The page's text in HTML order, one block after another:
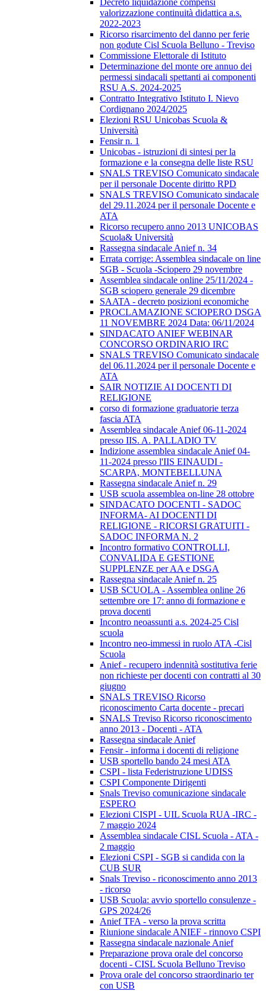
Decreto liquidazione compensi
valorizzazione continuità didattica a.s.
2022-2023
Ricorso risarcimento del danno per ferie
non godute Cisl Scuola Belluno - Treviso
Commissione Elettorale di Istituto
Determinazione del monte ore annuo dei
permessi sindacali spettanti ai componenti
RSU A.S. 2024-2025
Contratto Integrativo Istituto I. Nievo
Cordignano 2024/2025
Elezioni RSU Unicobas Scuola &
Università
Fensir n. 1
Unicobas - istruzioni di sintesi per la
formazione e la consegna delle liste RSU
SNALS TREVISO Comunicato sindacale
per il personale Docente diritto RPD
SNALS TREVISO Comunicato sindacale
del 29.11.2024 per il personale Docente e
ATA
Ricorso recupero anno 2013 UNICOBAS
Scuola& Università
Rassegna sindacale Anief n. 34
Errata corrige: Assemblea sindacale on line
SGB - Scuola -Sciopero 29 novembre
Assemblea sindacale online 25/11/2024 -
SGB sciopero generale 29 dicembre
SAATA - decreto posizioni economiche
PROCLAMAZIONE SCIOPERO DSGA
11 NOVEMBRE 2024 Data: 06/11/2024
SINDACATO ANIEF WEBINAR
CONCORSO ORDINARIO IRC
SNALS TREVISO Comunicato sindacale
del 06.11.2024 per il personale Docente e
ATA
SAIR NOTIZIE AI DOCENTI DI
RELIGIONE
corso di formazione graduatorie terza
fascia ATA
Assemblea sindacale Anief 06-11-2024
presso IIS. A. PALLADIO TV
Indizione assemblea sindacale Anief 04-
11-2024 presso l'IIS EINAUDI -
SCARPA, MONTEBELLUNA
Rassegna sindacale Anief n. 29
USB scuola assemblea on-line 28 ottobre
SINDACATO DOCENTI - SADOC
INFORMA- AI DOCENTI DI
RELIGIONE - RICORSI GRATUITI -
SADOC INFORMA N. 2
Incontro formativo CONTROLLI,
CONVALIDA E GESTIONE
SUPPLENZE per AA e DSGA
Rassegna sindacale Anief n. 25
USB SCUOLA - Assemblea online 26
settembre ore 17: anno di formazione e
prova docenti
Incontro neoassunti a.s. 2024-25 Cisl
scuola
Incontro neo-immessi in ruolo ATA -Cisl
Scuola
Anief - recupero indennità sostitutiva ferie
non richieste per docenti con contratti al 30
giugno
SNALS TREVISO Ricorso
riconoscimento Carta docente - precari
SNALS Treviso Ricorso riconoscimento
anno 2013 - Docenti - ATA
Rassegna sindacale Anief
Fensir - informa i docenti di religione
USB sportello bando 24 mesi ATA
CSPI - lista Federistruzione UDISS
CSPI Componente Dirigenti
Snals Treviso comunicazione sindacale
ESPERO
Elezioni CISPI - UIL Scuola RUA -IRC -
7 maggio 2024
Assemblea sindacale CISL Scuola - ATA -
2 maggio
Elezioni CSPI - SGB si candida con la
CUB SUR
Snals Treviso - riconoscimento anno 2013
- ricorso
USB Scuola: avvio sportello consulenze -
GPS 2024/26
Anief TFA - verso la prova scritta
Riunione sindacale ANIEF - rinnovo CSPI
Rassegna sindacale nazionale Anief
Preparazione prova orale del concorso
docenti - CISL Scuola Belluno Treviso
Prova orale del concorso straordinario ter
con USB